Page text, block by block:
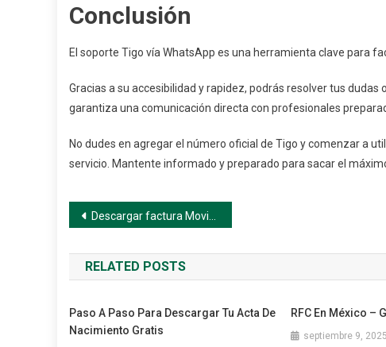
Conclusión
El soporte Tigo vía WhatsApp es una herramienta clave para
Gracias a su accesibilidad y rapidez, podrás resolver tus
garantiza una comunicación directa con profesionales
No dudes en agregar el número oficial de Tigo y comenzar a
servicio. Mantente informado y preparado para sacar el
Navegación
de
entradas
Descargar factura Movistar: guía práctica para clientes residenciales
RELATED POSTS
Paso A Paso Para Descargar Tu Acta De
Nacimiento Gratis
RFC En México –
septiembre 9, 2025